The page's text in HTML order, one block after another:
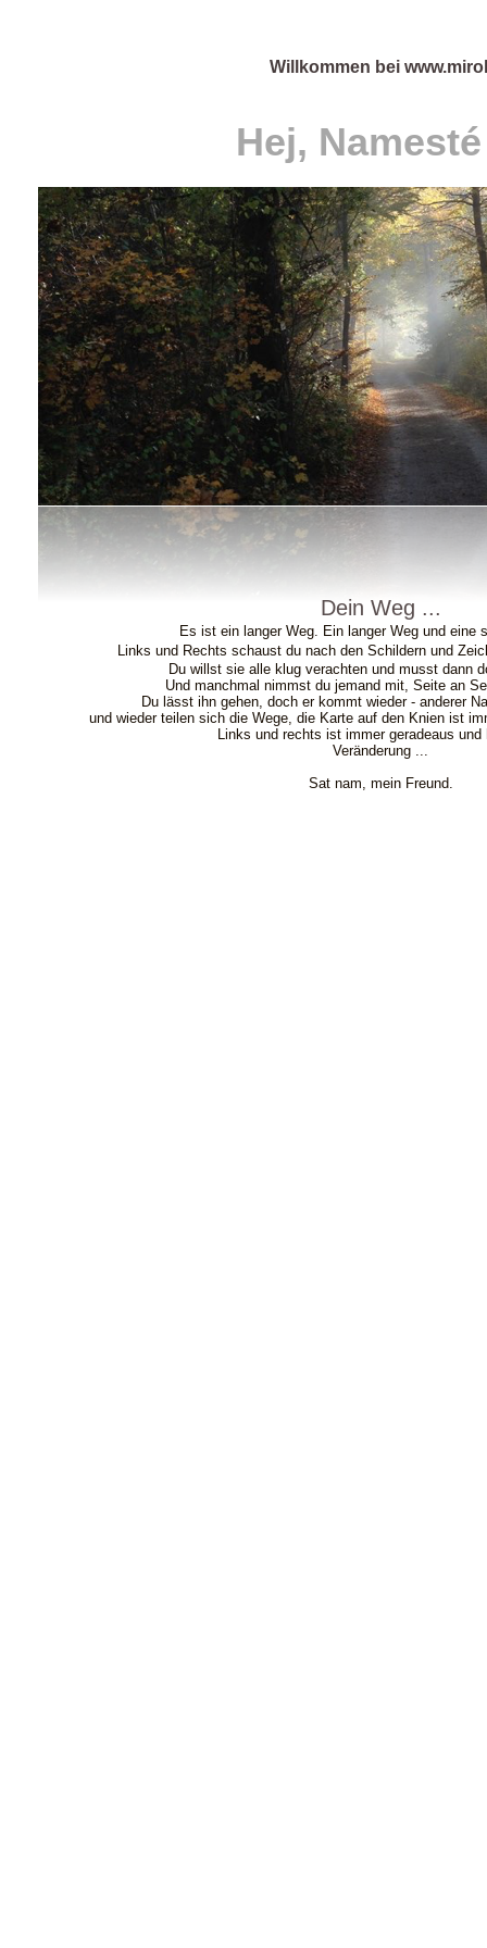
Willkommen bei
Hej,
Es ist ein langer Weg. Ein langer Weg und eine
Links und Rechts schaust du nach den Schildern und
Du willst sie alle klug verachten und musst dann
Und manchmal nimmst du jemand mit, Seite an
Du lässt ihn gehen, doch er kommt wieder - anderer
und wieder teilen sich die Wege, die Karte auf den Knien ist
Links und rechts ist immer geradeaus und
Veränderung ...
Sat nam, mein Freund.
Dein Weg ...